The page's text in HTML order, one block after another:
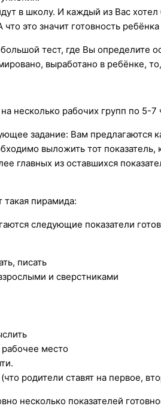
в школу. И каждый из Вас
это значит готовность
тест, где Вы определите
выработано в ребёнке,
несколько рабочих групп по 5-7
задание: Вам предлагаются
выложить тот
главных из оставшихся
такая пирамида:
следующие показатели
писать
и сверстниками
рабочее место
родители ставят на первое,
несколько показателей